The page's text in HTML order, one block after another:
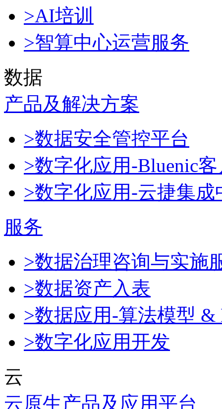
>AI培训
>智算中心运营服务
数据
产品及解决方案
>数据安全管控平台
>数字化应用-Bluenic
>数字化应用-云捷集成
服务
>数据治理咨询与实施
>数据资产入表
>数据应用-算法模型 &
>数字化应用开发
云
云原生产品及应用平台